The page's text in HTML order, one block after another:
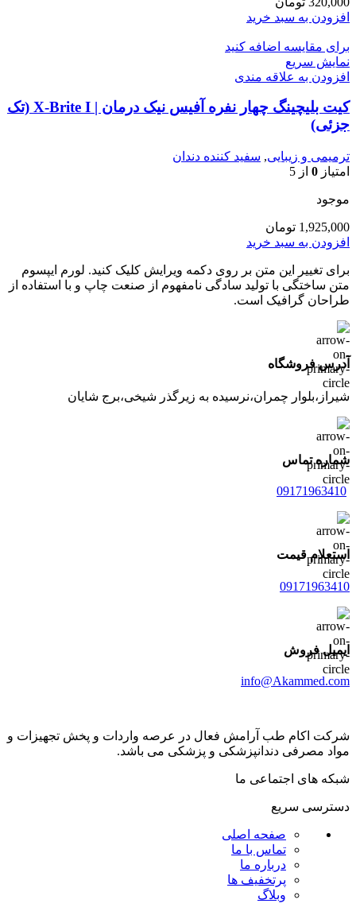
افزودن به سبد خرید
برای مقایسه اضافه کنید
نمایش سریع
افزودن به علاقه مندی
کیت بلیچینگ چهار نفره آفیس نیک درمان | X-Brite I (تک
جزئی)
ترمیمی و زیبایی, سفید کننده دندان
امتیاز 0 از 5
موجود
1,925,000 تومان
افزودن به سبد خرید
برای تغییر این متن بر روی دکمه ویرایش کلیک کنید. لورم ایپسوم
متن ساختگی با تولید سادگی نامفهوم از صنعت چاپ و با استفاده از
طراحان گرافیک است.
آدرس فروشگاه
شیراز،بلوار چمران،نرسیده به زیرگذر شیخی،برج شایان
شماره تماس
09171963410
استعلام قیمت
09171963410
ایمیل فروش
info@Akammed.com
شرکت اکام طب آرامش فعال در عرصه واردات و پخش تجھیزات و
مواد مصرفی دندانپزشکی و پزشکی می باشد.
شبکه های اجتماعی ما
دسترسی سریع
صفحه اصلی
تماس با ما
درباره ما
پرتخفیف ها
وبلاگ